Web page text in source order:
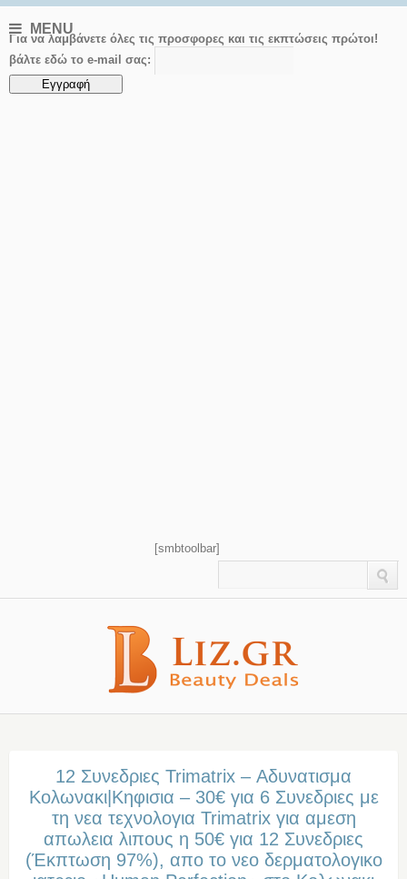
MENU
Για να λαμβάνετε όλες τις προσφορες και τις εκπτώσεις πρώτοι!
βάλτε εδώ το e-mail σας:
[smbtoolbar]
12 Συνεδριες Trimatrix – Αδυνατισμα
Κολωνακι|Κηφισια – 30€ για 6 Συνεδριες με
τη νεα τεχνολογια Trimatrix για αμεση
απωλεια λιπους η 50€ για 12 Συνεδριες
(Έκπτωση 97%), απο το νεο δερματολογικο